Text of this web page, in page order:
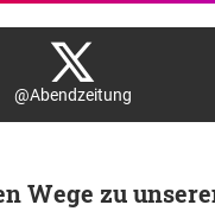
@Abendzeitung
Wege zu